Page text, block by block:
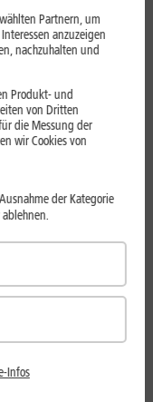
ein. Der Beitrag
prüfst und riskante
Partnern, um
anzuzeigen
nachzuhalten und
Produkt- und
von Dritten
die Messung der
wir Cookies von
der Kategorie
Infos